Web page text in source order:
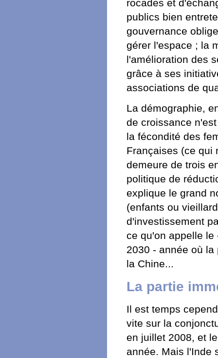
rocades et
publics bien
gouvernance
gérer l'espace ; la
l'amélioration des
grâce à ses
associations de
La démographie,
de croissance
la fécondité des
Françaises (ce qui
demeure de trois
politique de
explique le grand
(enfants ou
d'investissement
ce qu'on appelle
2030 - année où
la Chine...
La partie
Il est temps
vite sur la
en juillet 2008, et
année. Mais l'Inde